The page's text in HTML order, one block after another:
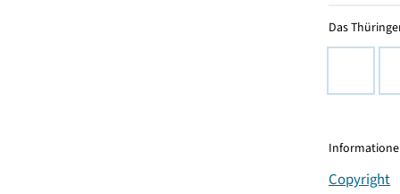
Das
Copyright